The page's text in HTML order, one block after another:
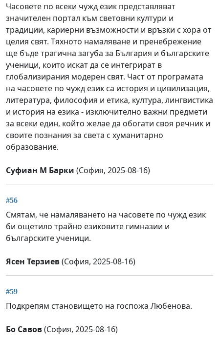
Часовете по всеки чужд език представляват
значителен портал към световни култури и
традиции, кариерни възможности и връзки с хора от
целия свят. Тяхното намаляване и пренебрежение
ще бъде трагична загуба за България и българските
ученици, които искат да се интегрират в
глобализирания модерен свят. Част от програмата
на часовете по чужд език са история и цивилизация,
литература, философия и етика, култура, лингвистика
и история на езика - изключително важни предмети
за всеки един, който желае да обогати своя речник и
своите познания за света с хуманитарно
образование.
Суфиан М Барки (София, 2025-08-16)
#56
Смятам, че намаляването на часовете по чужд език
би ощетило трайно езиковите гимназии и
българските ученици.
Ясен Терзиев(София, 2025-08-16)
#59
Подкрепям становището на госпожа Любенова.
Бо Савов(София, 2025-08-16)